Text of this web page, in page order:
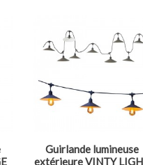
Guirlande lumineuse
extérieure VINTY